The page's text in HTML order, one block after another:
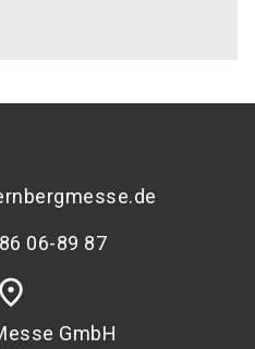
06-89 87
place
GmbH